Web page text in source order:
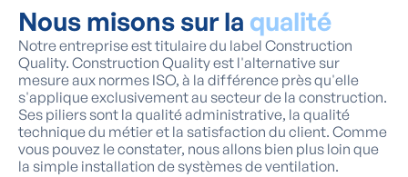
Nous misons sur la qualité
Notre entreprise est titulaire du label Construction
Quality. Construction Quality est l'alternative sur
mesure aux normes ISO, à la différence près qu'elle
s'applique exclusivement au secteur de la construction.
Ses piliers sont la qualité administrative, la qualité
technique du métier et la satisfaction du client. Comme
vous pouvez le constater, nous allons bien plus loin que
la simple installation de systèmes de ventilation.